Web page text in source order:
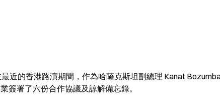
近的香港路演期間，作為哈薩克斯坦副總理 Kanat
簽署了六份合作協議及諒解備忘錄。